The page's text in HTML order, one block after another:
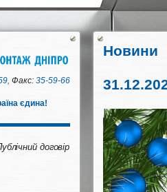
Новини
Факс:35-59-66
єдина!
договір